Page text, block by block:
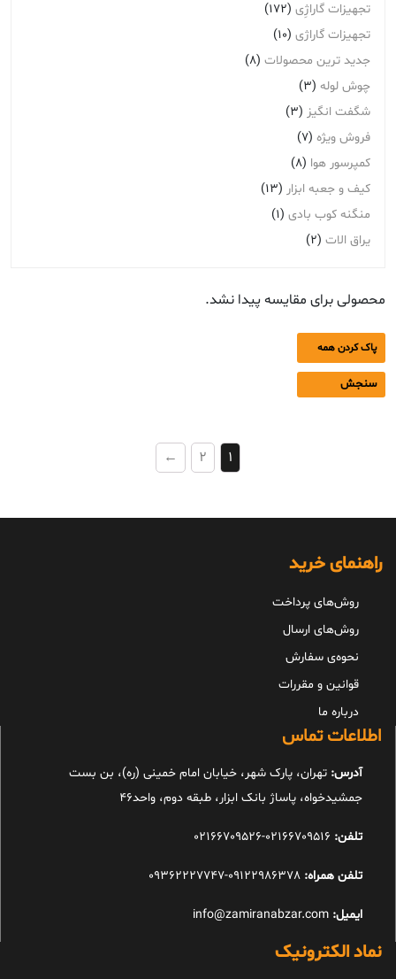
تجهیزات گاراژِی (172)
تجهیزات گاراژی (10)
جدید ترین محصولات (8)
چوش لوله (3)
شگفت انگیز (3)
فروش ویژه (7)
کمپرسور هوا (8)
کیف و جعبه ابزار (13)
منگنه کوب بادی (1)
یراق الات (2)
محصولی برای مقایسه پیدا نشد.
پاک کردن همه
سنجش
1
2
←
راهنمای خرید
روش‌های پرداخت
روش‌های ارسال
نحوه‌ی سفارش
قوانین و مقررات
درباره ما
اطلاعات تماس
آدرس: تهران، پارک شهر، خیابان امام خمینی (ره)، بن بست
جمشیدخواه، پاساژ بانک ابزار، طبقه دوم، واحد46
تلفن:
تلفن همراه: 09122986378-09362227747
ایمیل:
نماد الکترونیک